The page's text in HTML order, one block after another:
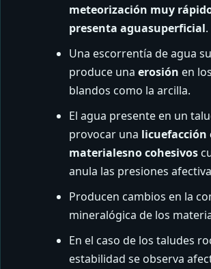
meteorización muy
presenta aguasuperficial.
Una escorrentía de agua
produce una erosión en
blandos como la arcilla.
El agua presente en un
provocar una licuefacción
materialesno cohesivos
anula las presiones
Producen cambios en la
mineralógica de los
En el caso de los taludes
estabilidad se observa